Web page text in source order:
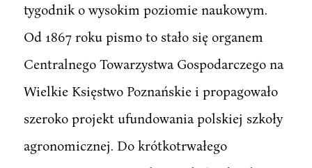
tygodnik o wysokim poziomie naukowym.
Od 1867 roku pismo to stało się organem
Centralnego Towarzystwa Gospodarczego na
Wielkie Księstwo Poznańskie i propagowało
szeroko projekt ufundowania polskiej szkoły
agronomicznej. Do krótkotrwałego